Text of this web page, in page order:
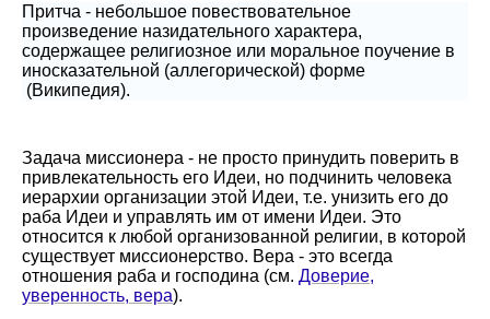
Притча - небольшое повествовательное
произведение назидательного характера,
содержащее религиозное или моральное поучение в
иносказательной (аллегорической) форме
(Википедия).
Задача миссионера - не просто принудить поверить в
привлекательность его Идеи, но подчинить человека
иерархии организации этой Идеи, т.е. унизить его до
раба Идеи и управлять им от имени Идеи. Это
относится к любой организованной религии, в которой
существует миссионерство. Вера - это всегда
отношения раба и господина (см. Доверие,
уверенность, вера).